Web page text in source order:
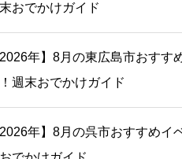
おでかけガイド
2026年】8月の東広島市おすす
週末おでかけガイド
2026年】8月の呉市おすすめイ